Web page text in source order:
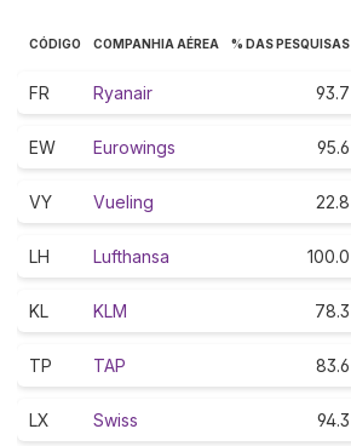
CÓDIGO COMPANHIA AÉREA % DAS PESQUISAS
FR Ryanair 93.7
EW Eurowings 95.6
VY Vueling 22.8
LH Lufthansa 100.0
KL KLM 78.3
TP TAP 83.6
LX Swiss 94.3